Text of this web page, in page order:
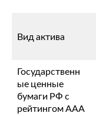
Вид актива
Государственн
ые ценные
бумаги РФ с
рейтингом ААА